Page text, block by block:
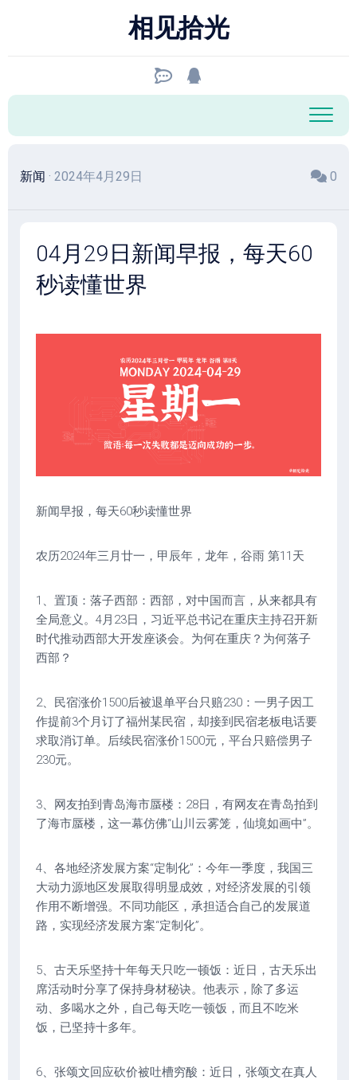
相见拾光
新闻 · 2024年4月29日 0
04月29日新闻早报，每天60
秒读懂世界
新闻早报，每天60秒读懂世界
农历2024年三月廿一，甲辰年，龙年，谷雨 第11天
1、置顶：落子西部：西部，对中国而言，从来都具有
全局意义。4月23日，习近平总书记在重庆主持召开新
时代推动西部大开发座谈会。为何在重庆？为何落子
西部？
2、民宿涨价1500后被退单平台只赔230：一男子因工
作提前3个月订了福州某民宿，却接到民宿老板电话要
求取消订单。后续民宿涨价1500元，平台只赔偿男子
230元。
3、网友拍到青岛海市蜃楼：28日，有网友在青岛拍到
了海市蜃楼，这一幕仿佛“山川云雾笼，仙境如画中”。
4、各地经济发展方案“定制化”：今年一季度，我国三
大动力源地区发展取得明显成效，对经济发展的引领
作用不断增强。不同功能区，承担适合自己的发展道
路，实现经济发展方案“定制化”。
5、古天乐坚持十年每天只吃一顿饭：近日，古天乐出
席活动时分享了保持身材秘诀。他表示，除了多运
动、多喝水之外，自己每天吃一顿饭，而且不吃米
饭，已坚持十多年。
6、张颂文回应砍价被吐槽穷酸：近日，张颂文在真人